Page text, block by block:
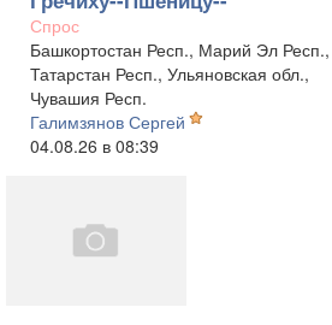
Спрос
Башкортостан Респ., Марий Эл Респ.,
Татарстан Респ., Ульяновская обл.,
Чувашия Респ.
Галимзянов Сергей
04.08.26 в 08:39